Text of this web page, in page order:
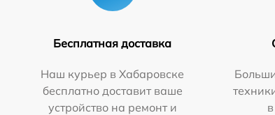
Бесплатная доставка
Наш курьер в Хабаровске
бесплатно доставит ваше
устройство на ремонт и